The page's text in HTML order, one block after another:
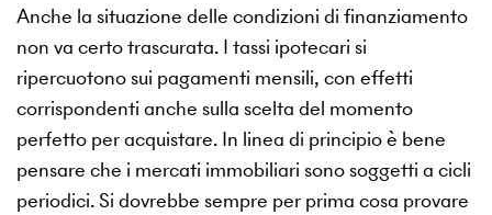
Anche la situazione delle condizioni di finanziamento
non va certo trascurata. I tassi ipotecari si
ripercuotono sui pagamenti mensili, con effetti
corrispondenti anche sulla scelta del momento
perfetto per acquistare. In linea di principio è bene
pensare che i mercati immobiliari sono soggetti a cicli
periodici. Si dovrebbe sempre per prima cosa provare